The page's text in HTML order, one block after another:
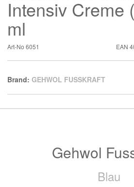
Intensiv Creme
ml
Art-No 6051 EAN
Brand: GEHWOL FUSSKRAFT
Gehwol
Blau